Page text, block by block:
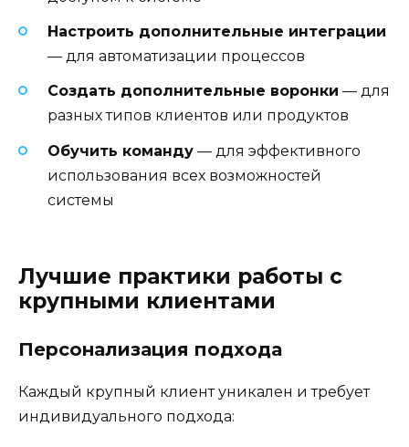
Настроить дополнительные интеграции
— для автоматизации процессов
Создать дополнительные воронки — для
разных типов клиентов или продуктов
Обучить команду — для эффективного
использования всех возможностей
системы
Лучшие практики работы с
крупными клиентами
Персонализация подхода
Каждый крупный клиент уникален и требует
индивидуального подхода: